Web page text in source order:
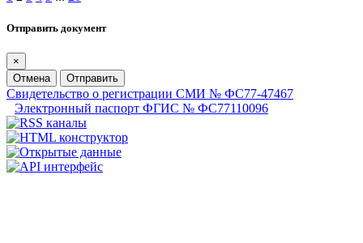
Отправить документ
×
Отмена
Отправить
Свидетельство о регистрации СМИ № ФС77-47467
Электронный паспорт ФГИС № ФС77110096